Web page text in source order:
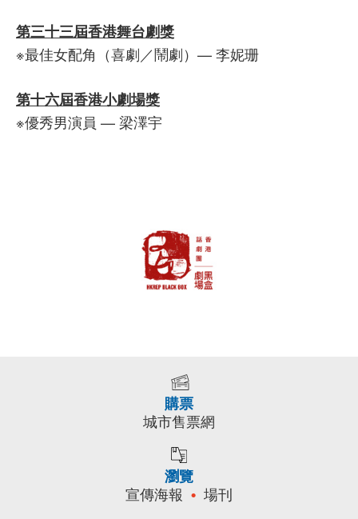
第三十三屆香港舞台劇獎
※最佳女配角（喜劇／鬧劇）— 李妮珊
第十六屆香港小劇場獎
※優秀男演員 — 梁澤宇
購票
城市售票網
瀏覽
宣傳海報
場刊